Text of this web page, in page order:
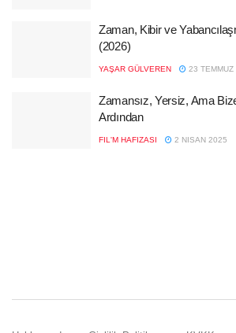
Zaman, Kibir ve
(2026)
YAŞAR GÜLVEREN 23 TEMMUZ
Zamansız, Yersiz, Ama
Ardından
FIL'M HAFIZASI 2 NISAN 2025